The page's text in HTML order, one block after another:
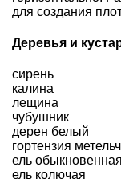
для создания
Деревья и
сирень
калина
лещина
чубушник
дерен белый
гортензия
ель обыкновенная
ель колючая